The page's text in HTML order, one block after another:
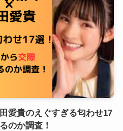
愛貴のえぐすぎる匂わせ17
のか調査！